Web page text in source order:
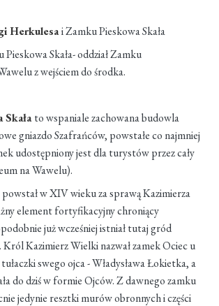
Herkulesai Zamku Pieskowa Skała
Skała- oddział Zamku
z wejściem do środka.
Skałato wspaniale zachowana budowla
gniazdo Szafrańców, powstałe co najmniej
udostępniony jest dla turystów przez cały
na Wawelu).
w XIV wieku za sprawą Kazimierza
element fortyfikacyjny chroniący
już wcześniej istniał tutaj gród
Król Kazimierz Wielki nazwał zamek Ociec u
swego ojca - Władysława Łokietka, a
do dziś w formie Ojców. Z dawnego zamku
jedynie resztki murów obronnych i części